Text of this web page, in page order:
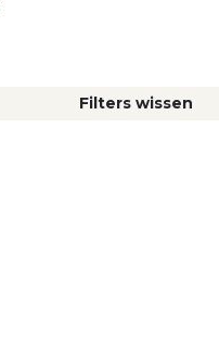
Filters wissen